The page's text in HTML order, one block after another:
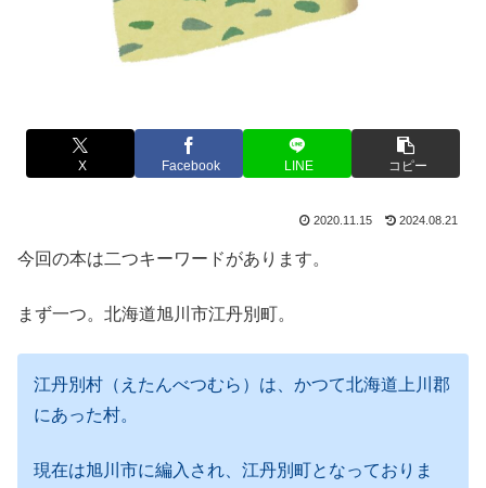
X Facebook LINE コピー
2020.11.15 2024.08.21
今回の本は二つキーワードがあります。
まず一つ。北海道旭川市江丹別町。
江丹別村（えたんべつむら）は、かつて北海道上川郡
にあった村。
現在は旭川市に編入され、江丹別町となっておりま